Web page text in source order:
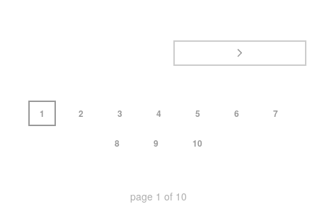
1 2 3 4 5 6 7
8 9 10
page 1 of 10